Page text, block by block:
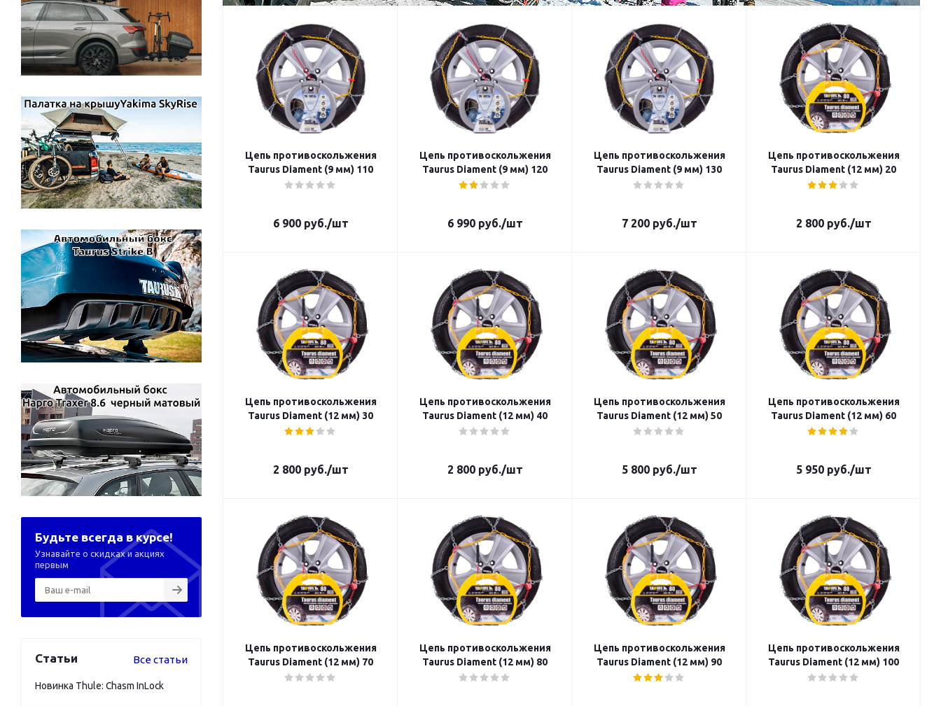
Цепь противоскольжения
Taurus Diament (9 мм) 110
6 900руб./шт
Цепь противоскольжения
Taurus Diament (9 мм) 120
6 990руб./шт
Цепь противоскольжения
Taurus Diament (9 мм) 130
7 200руб./шт
Цепь противоскольжения
Taurus Diament (12 мм) 20
2 800руб./шт
Цепь противоскольжения
Taurus Diament (12 мм) 30
2 800руб./шт
Цепь противоскольжения
Taurus Diament (12 мм) 40
2 800руб./шт
Цепь противоскольжения
Taurus Diament (12 мм) 50
5 800руб./шт
Цепь противоскольжения
Taurus Diament (12 мм) 60
5 950руб./шт
Цепь противоскольжения
Taurus Diament (12 мм) 70
Цепь противоскольжения
Taurus Diament (12 мм) 80
Цепь противоскольжения
Taurus Diament (12 мм) 90
Цепь противоскольжения
Taurus Diament (12 мм) 100
Будьте всегда в курсе!
Узнавайте о скидках и акциях
первым
Статьи Все статьи
Новинка Thule: Chasm InLock